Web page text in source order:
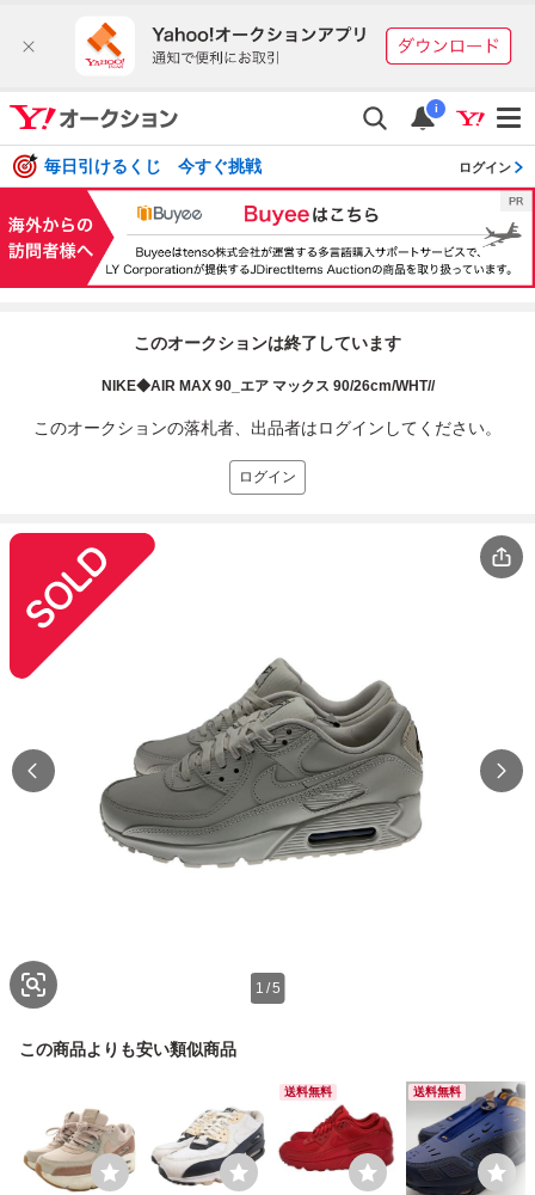
i
毎日引けるくじ 今すぐ挑戦 ログイン
このオークションは終了しています
NIKE◆AIR MAX 90_エア マックス 90/26cm/WHT//
このオークションの落札者、出品者はログインしてください。
ログイン
1 /5
この商品よりも安い類似商品
送料無料 送料無料